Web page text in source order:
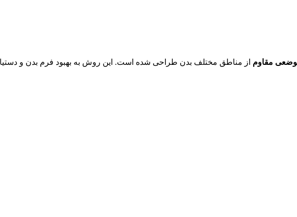
مقاوم از مناطق مختلف بدن طراحی شده است. این روش به بهبود فرم بدن و